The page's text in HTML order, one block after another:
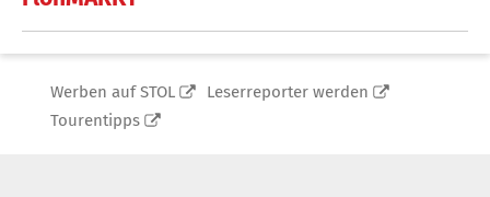
Werben auf STOL
Leserreporter werden
Tourentipps